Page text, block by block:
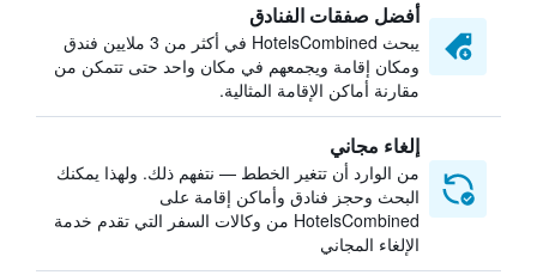
أفضل صفقات الفنادق
يبحث HotelsCombined في أكثر من 3 ملايين فندق
ومكان إقامة ويجمعهم في مكان واحد حتى تتمكن من
مقارنة أماكن الإقامة المثالية.
إلغاء مجاني
من الوارد أن تتغير الخطط — نتفهم ذلك. ولهذا يمكنك
البحث وحجز فنادق وأماكن إقامة على
HotelsCombined من وكالات السفر التي تقدم خدمة
الإلغاء المجاني